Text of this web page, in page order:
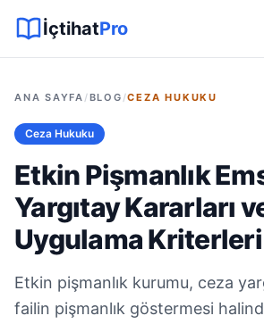
İçtihatPro
ANA SAYFA /BLOG /CEZA HUKUKU
Ceza Hukuku
Etkin Pişmanlık
Yargıtay Kararları
Uygulama Kriterleri
Etkin pişmanlık kurumu, ceza
failin pişmanlık göstermesi